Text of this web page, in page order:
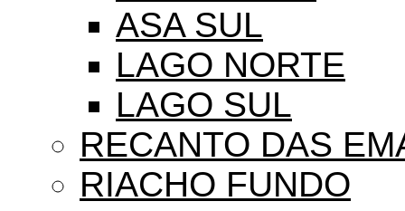
ASA SUL
LAGO NORTE
LAGO SUL
RECANTO DAS
RIACHO FUNDO